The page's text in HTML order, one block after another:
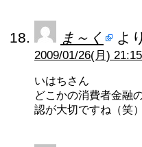
ま～く よ
2009/01/26(月) 21:15
いはちさん
どこかの消費者金融
認が大切ですね（笑）